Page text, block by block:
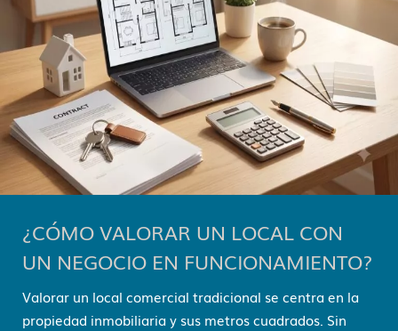
¿CÓMO VALORAR UN LOCAL CON
UN NEGOCIO EN FUNCIONAMIENTO?
Valorar un local comercial tradicional se centra en la
propiedad inmobiliaria y sus metros cuadrados. Sin